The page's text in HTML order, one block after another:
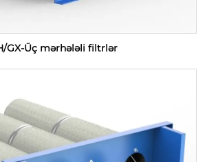
GX-Üç mərhələli filtrlər